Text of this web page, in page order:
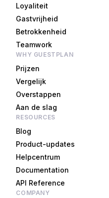
Loyaliteit
Gastvrijheid
Betrokkenheid
Teamwork
WHY GUESTPLAN
Prijzen
Vergelijk
Overstappen
Aan de slag
RESOURCES
Blog
Product-updates
Helpcentrum
Documentation
API Reference
COMPANY